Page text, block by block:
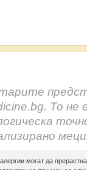
То не
могат да